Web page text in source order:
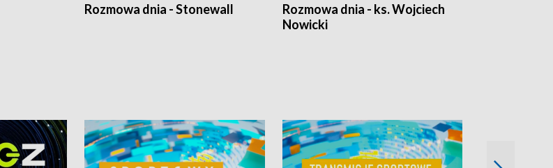
Rozmowa dnia - Stonewall
Rozmowa dnia - ks. Wojciech
Nowicki